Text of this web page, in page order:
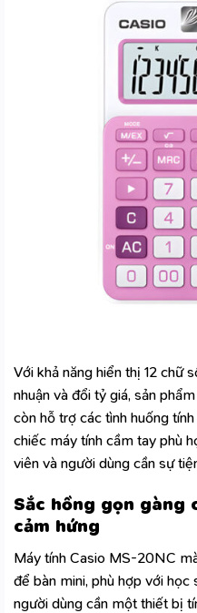
Với khả năng hiển thị 12 chữ
nhuận và đổi tỷ giá, sản
còn hỗ trợ các tình huống
chiếc máy tính cầm tayphù
viên và người dùng cần sự
Sắc hồng gọn gàng
cảm hứng
Máy tính Casio MS-20NC
để bàn mini, phù hợp với học
người dùng cần một thiết bị